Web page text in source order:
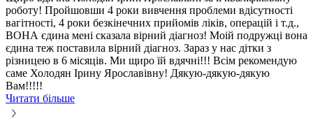
роботу! Пройшовши 4 роки вивчення проблеми вдісутності
вагітності, 4 роки безкінечних прийомів ліків, операцій і т.д.,
ВОНА єдина мені сказала вірний діагноз! Моій подружці вона
єдина теж поставила вірний діагноз. Зараз у нас дітки з
різницею в 6 місяців. Ми щиро їй вдячні!!! Всім рекомендую
саме Холодян Ірину Ярославівну! Дякую-дякую-дякую
Вам!!!!!
Читати більше